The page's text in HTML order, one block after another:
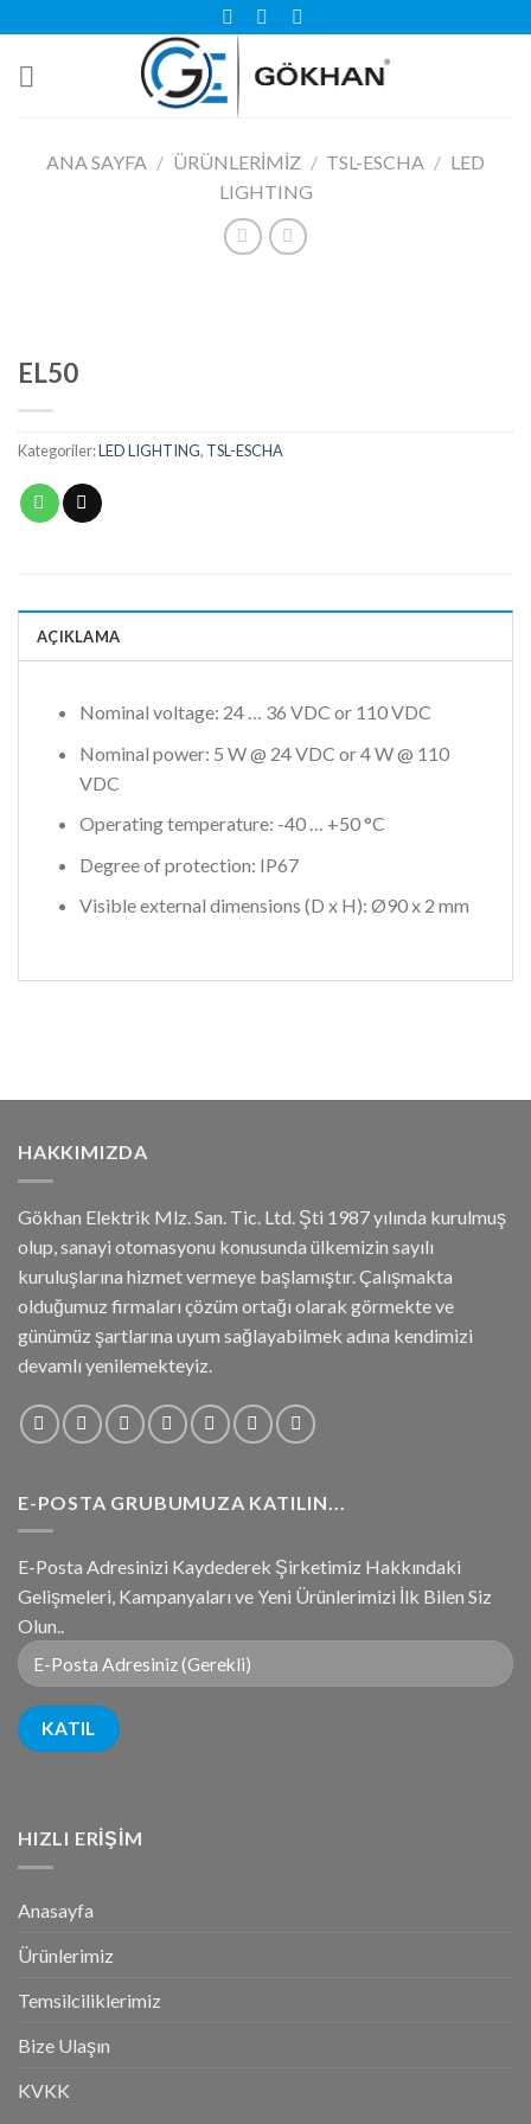
content
ANA SAYFA / ÜRÜNLERIMIZ / TSL-ESCHA / LED
LIGHTING
EL50
Kategoriler:LED LIGHTING, TSL-ESCHA
AÇIKLAMA
Nominal voltage: 24 … 36 VDC or 110 VDC
Nominal power: 5 W @ 24 VDC or4 W@ 110
VDC
Operating temperature: -40 … +50 °C
Degree of protection: IP67
Visible external dimensions (D x H): Ø90 x 2 mm
HAKKIMIZDA
Gökhan Elektrik Mlz. San. Tic. Ltd. Şti 1987 yılında kurulmuş
olup, sanayi otomasyonu konusunda ülkemizin sayılı
kuruluşlarına hizmet vermeye başlamıştır. Çalışmakta
olduğumuz firmaları çözüm ortağı olarak görmekte ve
günümüz şartlarına uyum sağlayabilmek adına kendimizi
devamlı yenilemekteyiz.
E-POSTA GRUBUMUZA KATILIN...
E-Posta Adresinizi Kaydederek Şirketimiz Hakkındaki
Gelişmeleri, Kampanyaları ve Yeni Ürünlerimizi İlk Bilen Siz
Olun..
HIZLI ERIŞIM
Anasayfa
Ürünlerimiz
Temsilciliklerimiz
Bize Ulaşın
KVKK